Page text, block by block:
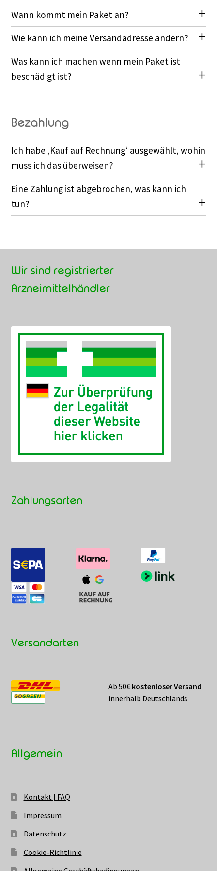
Wann kommt mein Paket an?
Wie kann ich meine Versandadresse ändern?
Was kann ich machen wenn mein Paket ist
beschädigt ist?
Bezahlung
Ich habe ‚Kauf auf Rechnung‘ ausgewählt, wohin
muss ich das überweisen?
Eine Zahlung ist abgebrochen, was kann ich
tun?
Wir sind registrierter
Arzneimittelhändler
Zahlungsarten
Versandarten
Ab 50€ kostenloser Versand
innerhalb Deutschlands
Allgemein
Kontakt | FAQ
Impressum
Datenschutz
Cookie-Richtlinie